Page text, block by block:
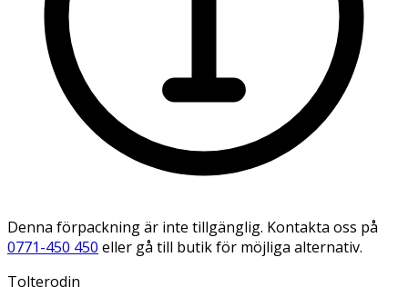
Denna förpackning är inte tillgänglig. Kontakta oss på
0771-450 450 eller gå till butik för möjliga alternativ.
Tolterodin